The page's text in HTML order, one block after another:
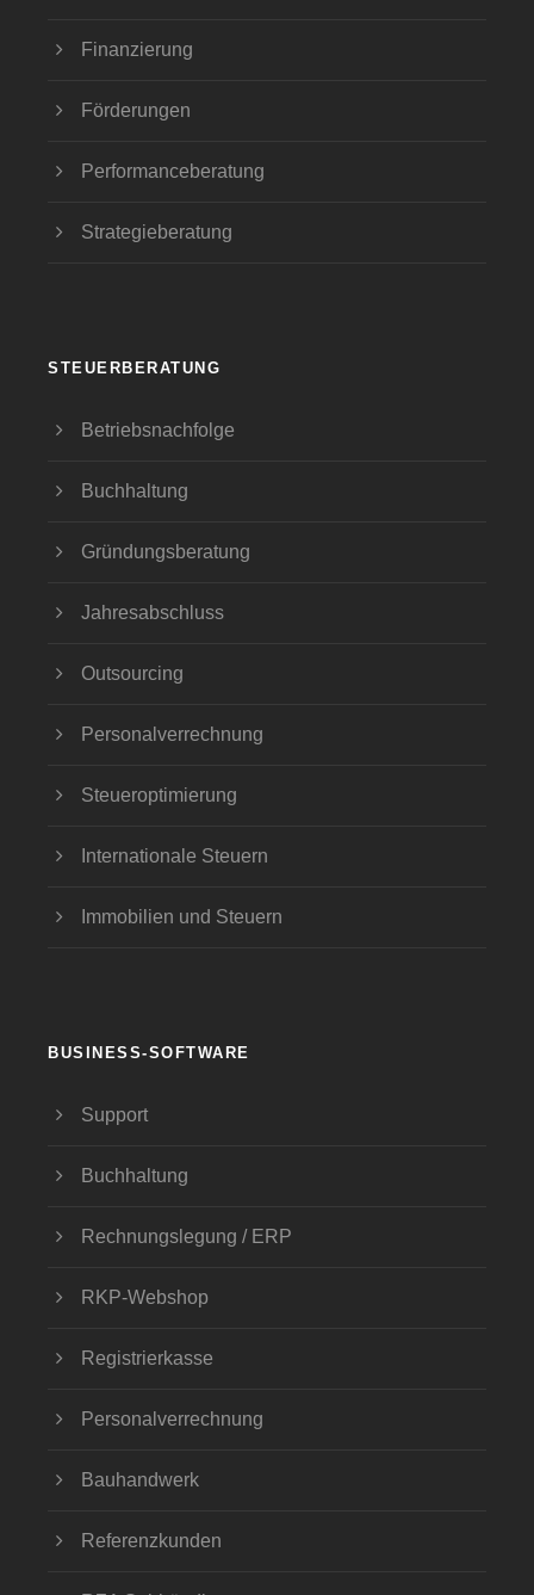
Finanzierung
Förderungen
Performanceberatung
Strategieberatung
STEUERBERATUNG
Betriebsnachfolge
Buchhaltung
Gründungsberatung
Jahresabschluss
Outsourcing
Personalverrechnung
Steueroptimierung
Internationale Steuern
Immobilien und Steuern
BUSINESS-SOFTWARE
Support
Buchhaltung
Rechnungslegung / ERP
RKP-Webshop
Registrierkasse
Personalverrechnung
Bauhandwerk
Referenzkunden